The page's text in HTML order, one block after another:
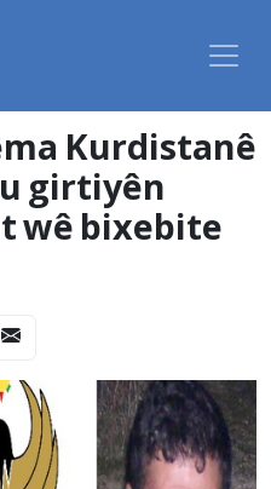
Kurdistanê
girtiyên
wê bixebite